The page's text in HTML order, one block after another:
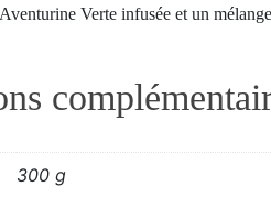
Verte infusée et un
300 g